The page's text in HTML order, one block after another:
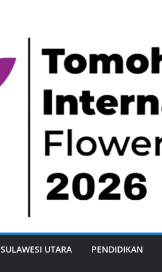
SULAWESI UTARA PENDIDIKAN